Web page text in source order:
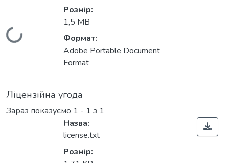
Вантажиться...
Розмір:
1,5 MB
Формат:
Adobe Portable Document
Format
Ліцензійна угода
Зараз показуємо 1 - 1 з 1
Назва:
license.txt
Розмір: